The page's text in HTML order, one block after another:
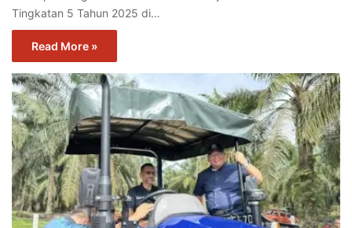
Tingkatan 5 Tahun 2025 di…
Read More »